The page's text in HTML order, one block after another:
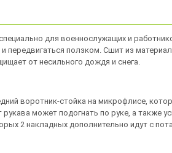
для военнослужащих и
и передвигаться ползком. Сшит из
от несильного дождя и снега.
воротник-стойка на микрофлисе,
может подогнать по руке, а также
2 накладных дополнительно идут с